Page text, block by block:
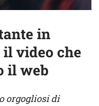
in
video che
il web
orgogliosi di